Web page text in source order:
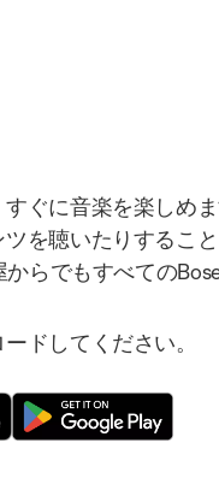
ぐに音楽を楽しめ
を聴いたりするこ
らでもすべての
ドしてください。